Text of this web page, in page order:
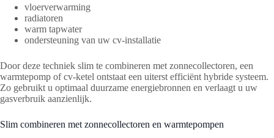
vloerverwarming
radiatoren
warm tapwater
ondersteuning van uw cv-installatie
Door deze techniek slim te combineren met zonnecollectoren, een
warmtepomp of cv-ketel ontstaat een uiterst efficiënt hybride systeem.
Zo gebruikt u optimaal duurzame energiebronnen en verlaagt u uw
gasverbruik aanzienlijk.
Slim combineren met zonnecollectoren en warmtepompen